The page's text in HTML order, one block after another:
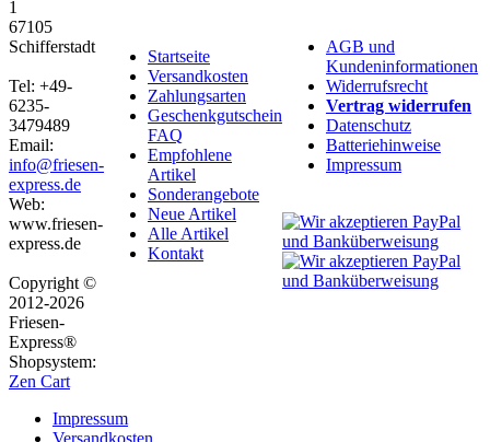
1
67105
Schifferstadt
Tel: +49-
6235-
3479489
Email:
info@friesen-
express.de
Web:
www.friesen-
express.de
Copyright ©
2012-2026
Friesen-
Express®
Shopsystem:
Zen Cart
Startseite
Versandkosten
Zahlungsarten
Geschenkgutschein
FAQ
Empfohlene
Artikel
Sonderangebote
Neue Artikel
Alle Artikel
Kontakt
AGB und
Kundeninformationen
Widerrufsrecht
Vertrag widerrufen
Datenschutz
Batteriehinweise
Impressum
Impressum
Versandkosten